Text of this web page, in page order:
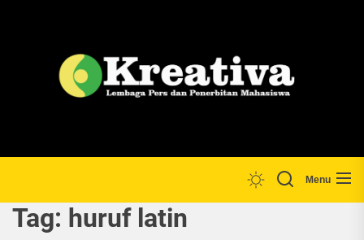
Menu
Tag: huruf latin